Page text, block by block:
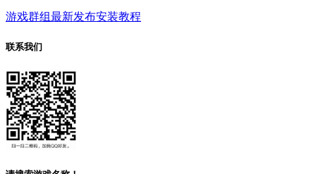
游戏群组最新发布安装教程
联系我们